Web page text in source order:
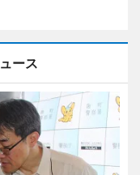
ース